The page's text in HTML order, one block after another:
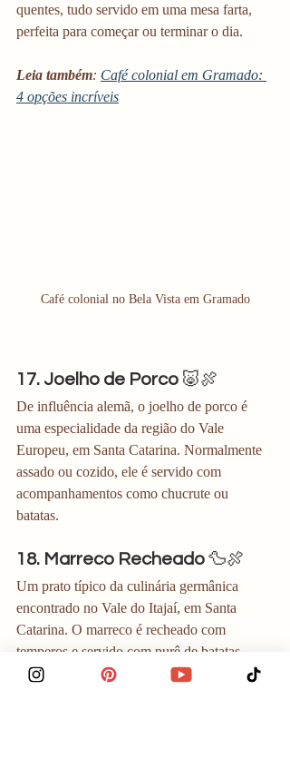
quentes, tudo servido em uma mesa farta,
perfeita para começar ou terminar o dia.
Leia também: Café colonial em Gramado:
4 opções incríveis
Café colonial no Bela Vista em Gramado
17. Joelho de Porco 🐷🍖
De influência alemã, o joelho de porco é
uma especialidade da região do Vale
Europeu, em Santa Catarina. Normalmente
assado ou cozido, ele é servido com
acompanhamentos como chucrute ou
batatas.
18. Marreco Recheado 🦆🍖
Um prato típico da culinária germânica
encontrado no Vale do Itajaí, em Santa
Catarina. O marreco é recheado com
temperos e servido com purê de batatas,
repolho roxo e arroz.